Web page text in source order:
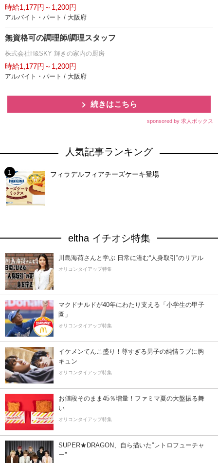
時給1,177円～1,200円
アルバイト・パート / 大阪府
無資格可の調理師/調理スタッフ
株式会社H&SKY 輝きの家内の厨房
時給1,177円～1,200円
アルバイト・パート / 大阪府
続きはこちら
sponsored by 求人ボックス
人気記事ランキング
フィラデルフィアチーズケーキ登場
eltha イチオシ特集
川島海荷さんと学ぶ 日常に潜む“人身取引”のリアル
オリコンタイアップ特集
マクドナルドが40年にわたり支える「小学生の甲子
園」
オリコンタイアップ特集
イケメンてんこ盛り！尊すぎる男子の純情ラブに胸
キュン
オリコンタイアップ特集
お値段そのまま45％増量！ファミマ夏の大盤振る舞
い
オリコンタイアップ特集
SUPER★DRAGON、自ら描いた”レトロフューチャ
ー”